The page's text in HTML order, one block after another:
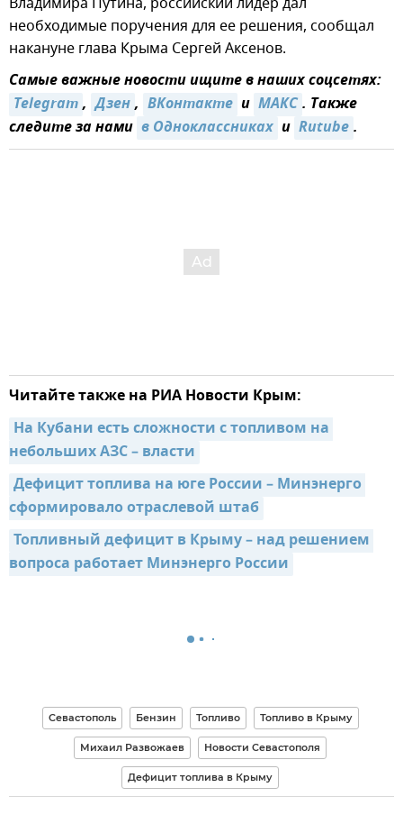
необходимые поручения для ее решения, сообщал
накануне глава Крыма Сергей Аксенов.
Самые важные новости ищите в наших соцсетях:
Telegram, Дзен, ВКонтакте и МАКС. Также
следите за нами в Одноклассниках и Rutube.
Читайте также на РИА Новости Крым:
На Кубани есть сложности с топливом на
небольших АЗС – власти
Дефицит топлива на юге России – Минэнерго
сформировало отраслевой штаб
Топливный дефицит в Крыму – над решением
вопроса работает Минэнерго России
Севастополь Бензин Топливо Топливо в Крыму
Михаил Развожаев Новости Севастополя
Дефицит топлива в Крыму